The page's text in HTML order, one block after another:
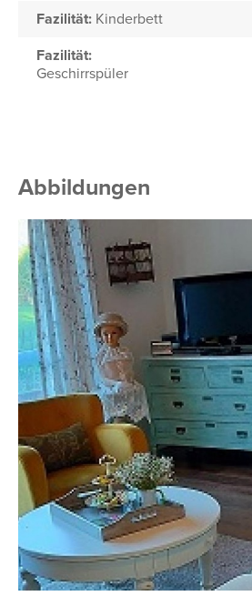
Fazilität: Kinderbett
Fazilität:
Geschirrspüler
Abbildungen